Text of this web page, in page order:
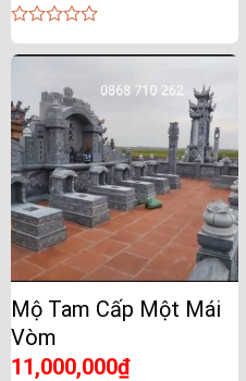
0
out
Mộ Tam Cấp Một Mái
Vòm
11,000,000₫